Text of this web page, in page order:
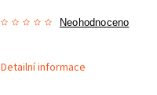
Neohodnoceno
Detailní informace